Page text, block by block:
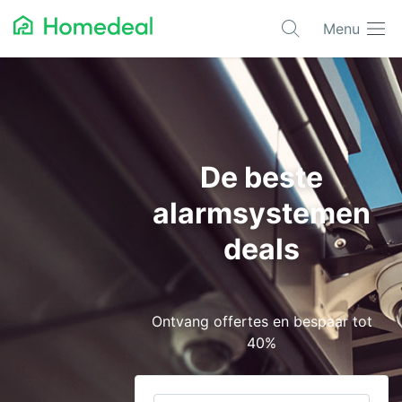
Menu
Bestrating
De beste
alarmsystemen
deals
Ontvang offertes en bespaar tot
40%